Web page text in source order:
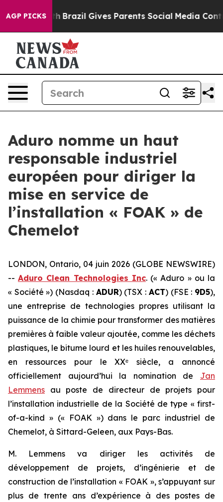
AGP PICKS
Youth Brazil Gives Parents Social Media Controls
Aduro nomme un haut
responsable industriel
européen pour diriger la
mise en service de
l’installation « FOAK » de
Chemelot
LONDON, Ontario, 04 juin 2026 (GLOBE NEWSWIRE)
--Aduro Clean Technologies Inc. (« Aduro » ou la
« Société ») (Nasdaq : ADUR) (TSX : ACT) (FSE : 9D5),
une entreprise de technologies propres utilisant la
puissance de la chimie pour transformer des matières
premières à faible valeur ajoutée, comme les déchets
plastiques, le bitume lourd et les huiles renouvelables,
en ressources pour le XXᵉ siècle, a annoncé
officiellement aujourd’hui la nomination de Jan
Lemmens au poste de directeur de projets pour
l’installation industrielle de la Société de type « first-
of-a-kind » (« FOAK ») dans le parc industriel de
Chemelot, à Sittard-Geleen, aux Pays-Bas.
M. Lemmens va diriger les activités de
développement de projets, d’ingénierie et de
construction de l’installation « FOAK », s’appuyant sur
plus de trente ans d’expérience à des postes de